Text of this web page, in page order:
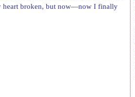
heart broken, but now—now I finally